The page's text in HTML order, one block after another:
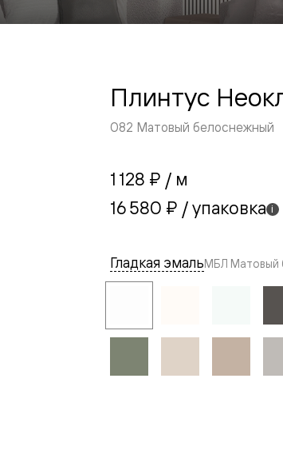
Плинтус
082 Матовый белоснежный
1 128 ₽ / м
16 580 ₽ / упаковка i
Гладкая эмальМБЛ Матовый